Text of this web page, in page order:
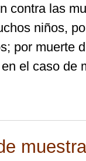
contra las
niños,
por muerte
el caso de
muestra